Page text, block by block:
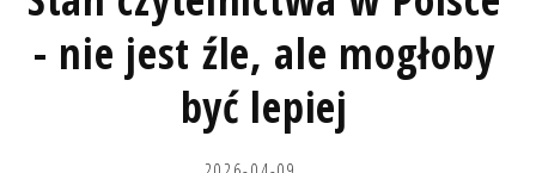
- nie jest źle, ale mogłoby
być lepiej